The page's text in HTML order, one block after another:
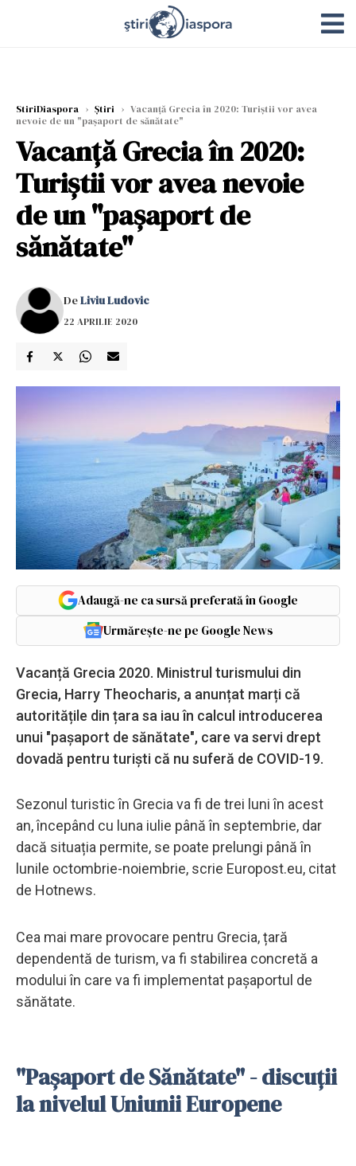
StiriDiaspora › Știri › Vacanță Grecia în 2020: Turiștii vor avea
nevoie de un "pașaport de sănătate"
Vacanță Grecia în 2020:
Turiștii vor avea nevoie
de un "pașaport de
sănătate"
DeLiviu Ludovic
22 APRILIE 2020
Adaugă-ne ca sursă preferată în Google
Urmărește-ne pe Google News
Vacanță Grecia 2020. Ministrul turismului din
Grecia, Harry Theocharis, a anunțat marți că
autoritățile din țara sa iau în calcul introducerea
unui "pașaport de sănătate", care va servi drept
dovadă pentru turiști că nu suferă de COVID-19.
Sezonul turistic în Grecia va fi de trei luni în acest
an, începând cu luna iulie până în septembrie, dar
dacă situația permite, se poate prelungi până în
lunile octombrie-noiembrie, scrie Europost.eu, citat
de Hotnews.
Cea mai mare provocare pentru Grecia, țară
dependentă de turism, va fi stabilirea concretă a
modului în care va fi implementat pașaportul de
sănătate.
"Pașaport de Sănătate" - discuții
la nivelul Uniunii Europene